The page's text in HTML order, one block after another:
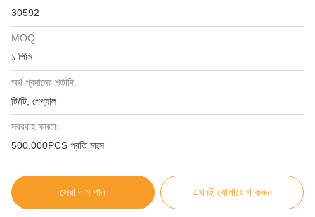
30592
MOQ.:
১ পিসি
অর্থ প্রদানের শর্তাদি:
টি/টি, পেপ্যাল
সরবরাহ ক্ষমতা:
500,000PCS প্রতি মাসে
সেরা দাম পান এখনই যোগাযোগ করুন